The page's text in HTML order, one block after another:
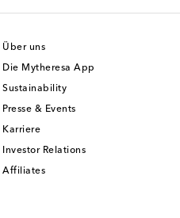
Über uns
Die Mytheresa App
Sustainability
Presse & Events
Karriere
Investor Relations
Affiliates